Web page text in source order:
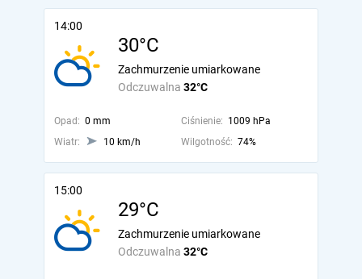
14:00
30°C
Odczuwalna 32°C
Zachmurzenie umiarkowane
Opad: 0 mm Ciśnienie: 1009 hPa
Wiatr:
10 km/h Wilgotność: 74%
15:00
29°C
Odczuwalna 32°C
Zachmurzenie umiarkowane